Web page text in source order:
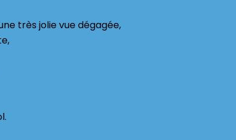
très jolie vue dégagée,